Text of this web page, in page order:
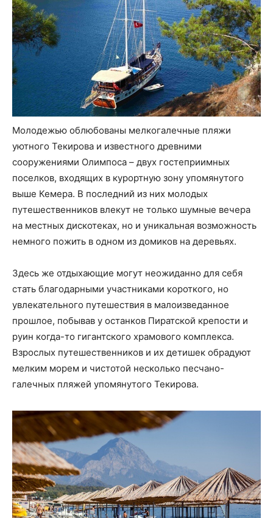
Молодежью облюбованы мелкогалечные пляжи
уютного Текирова и известного древними
сооружениями Олимпоса – двух гостеприимных
поселков, входящих в курортную зону упомянутого
выше Кемера. В последний из них молодых
путешественников влекут не только шумные вечера
на местных дискотеках, но и уникальная возможность
немного пожить в одном из домиков на деревьях.
Здесь же отдыхающие могут неожиданно для себя
стать благодарными участниками короткого, но
увлекательного путешествия в малоизведанное
прошлое, побывав у останков Пиратской крепости и
руин когда-то гигантского храмового комплекса.
Взрослых путешественников и их детишек обрадуют
мелким морем и чистотой несколько песчано-
галечных пляжей упомянутого Текирова.